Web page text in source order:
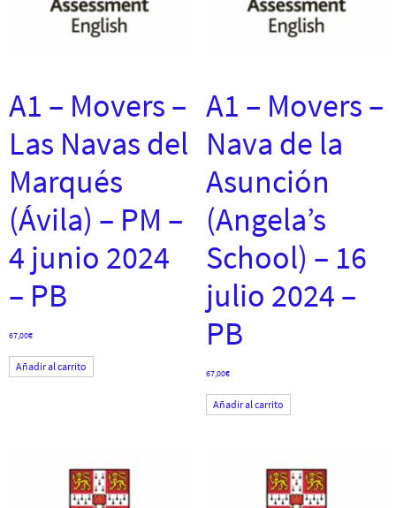
A1 – Movers –
Las Navas del
Marqués
(Ávila) – PM –
4 junio 2024
– PB
67,00€
Añadir al carrito
A1 – Movers –
Nava de la
Asunción
(Angela’s
School) – 16
julio 2024 –
PB
67,00€
Añadir al carrito